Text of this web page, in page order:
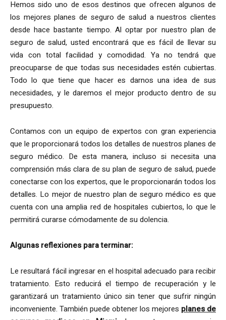
Hemos sido uno de esos destinos que ofrecen algunos de
los mejores planes de seguro de salud a nuestros clientes
desde hace bastante tiempo. Al optar por nuestro plan de
seguro de salud, usted encontrará que es fácil de llevar su
vida con total facilidad y comodidad. Ya no tendrá que
preocuparse de que todas sus necesidades estén cubiertas.
Todo lo que tiene que hacer es darnos una idea de sus
necesidades, y le daremos el mejor producto dentro de su
presupuesto.
Contamos con un equipo de expertos con gran experiencia
que le proporcionará todos los detalles de nuestros planes de
seguro médico. De esta manera, incluso si necesita una
comprensión más clara de su plan de seguro de salud, puede
conectarse con los expertos, que le proporcionarán todos los
detalles. Lo mejor de nuestro plan de seguro médico es que
cuenta con una amplia red de hospitales cubiertos, lo que le
permitirá curarse cómodamente de su dolencia.
Algunas reflexiones para terminar:
Le resultará fácil ingresar en el hospital adecuado para recibir
tratamiento. Esto reducirá el tiempo de recuperación y le
garantizará un tratamiento único sin tener que sufrir ningún
inconveniente. También puede obtener los mejores planes de